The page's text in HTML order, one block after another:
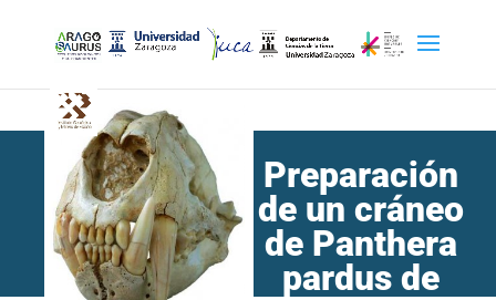
Preparación
de un cráneo
de Panthera
pardus de